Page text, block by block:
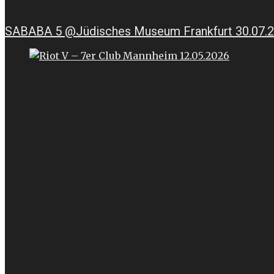
SABABA 5 @Jüdisches Museum Frankfurt